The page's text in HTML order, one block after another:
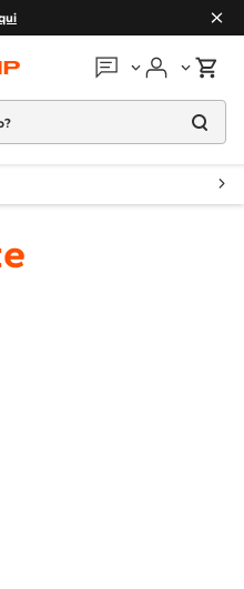
Brastemp